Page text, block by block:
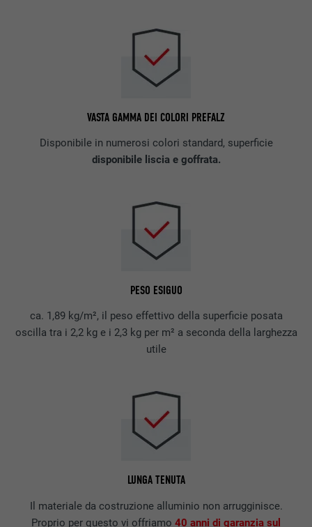
VASTA GAMMA DEI COLORI PREFALZ
Disponibile in numerosi colori standard, superficie
disponibile liscia e goffrata.
PESO ESIGUO
ca. 1,89 kg/m², il peso effettivo della superficie posata
oscilla tra i 2,2 kg e i 2,3 kg per m² a seconda della larghezza
utile
LUNGA TENUTA
Il materiale da costruzione alluminio non arrugginisce.
Proprio per questo vi offriamo 40 anni di garanzia sul